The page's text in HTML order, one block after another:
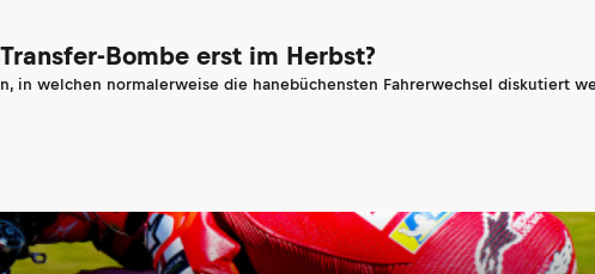
Bombe erst im Herbst?
in welchen normalerweise die hanebüchensten Fahrerwechsel diskutiert